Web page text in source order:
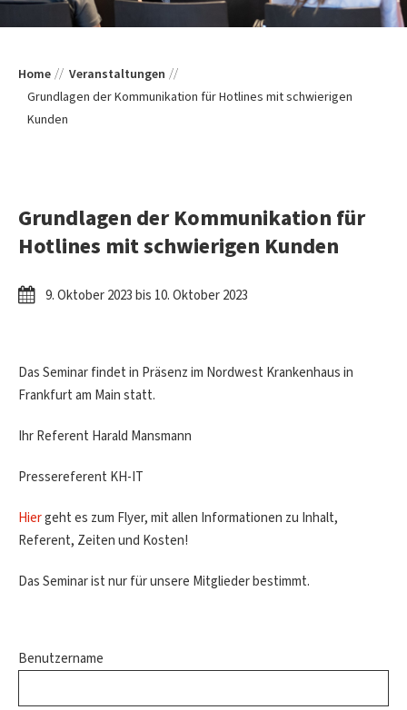
Home
Veranstaltungen
Grundlagen der Kommunikation für Hotlines mit schwierigen
Kunden
Grundlagen der Kommunikation für
Hotlines mit schwierigen Kunden
9. Oktober 2023 bis 10. Oktober 2023
Das Seminar findet in Präsenz im Nordwest Krankenhaus in
Frankfurt am Main statt.
Ihr Referent Harald Mansmann
Pressereferent KH-IT
Hiergeht es zum Flyer, mit allen Informationen zu Inhalt,
Referent, Zeiten und Kosten!
Das Seminar ist nur für unsere Mitglieder bestimmt.
Benutzername